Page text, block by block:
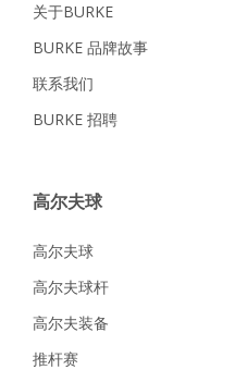
关于BURKE
BURKE 品牌故事
联系我们
BURKE 招聘
高尔夫球
高尔夫球
高尔夫球杆
高尔夫装备
推杆赛